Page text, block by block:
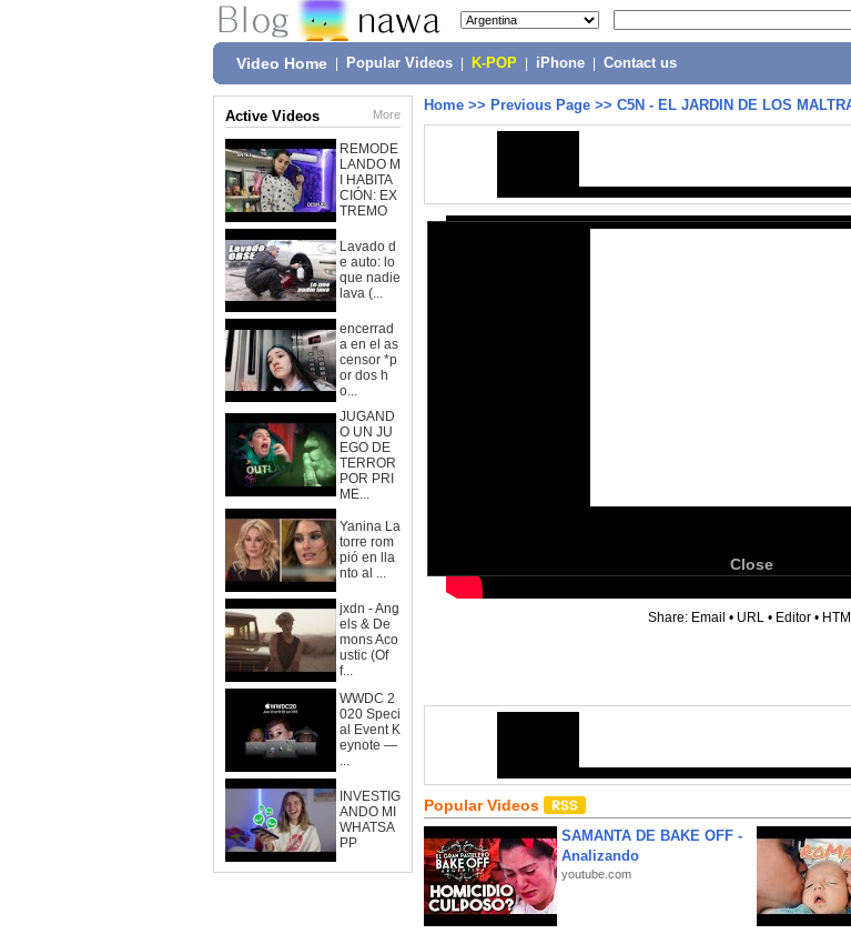
Video Home Popular Videos K-POP iPhone Contact us
Active Videos More
REMODE
LANDO M
I HABITA
CIÓN: EX
TREMO
Lavado d
e auto: lo
que nadie
lava (...
encerrad
a en el as
censor *p
or dos h
o...
JUGAND
O UN JU
EGO DE
TERROR
POR PRI
ME...
Yanina La
torre rom
pió en lla
nto al ...
jxdn - Ang
els & De
mons Aco
ustic (Of
f...
WWDC 2
020 Speci
al Event K
eynote —
...
INVESTIG
ANDO MI
WHATSA
PP
Home >> Previous Page >> C5N - EL JARDIN DE LOS
Close
Share: Email • URL • Editor •
Popular Videos
SAMANTA DE BAKE OFF -
Analizando
youtube.com